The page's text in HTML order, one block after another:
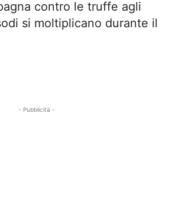
contro le truffe agli
si moltiplicano durante il
- Pubblicità -